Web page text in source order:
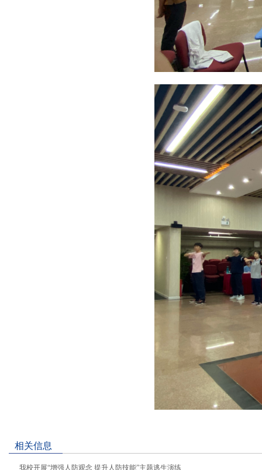
相关信息
我校开展“增强人防观念 提升人防技能”主题逃生演练